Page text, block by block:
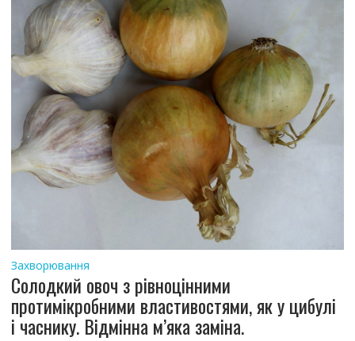
Захворювання
Солодкий овоч з рівноцінними
протимікробними властивостями, як у цибулі
і часнику. Відмінна м’яка заміна.